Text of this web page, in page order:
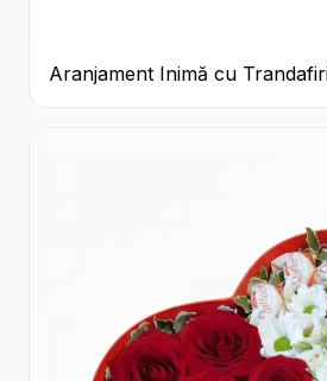
Aranjament Inimă cu
Praline Ferrero